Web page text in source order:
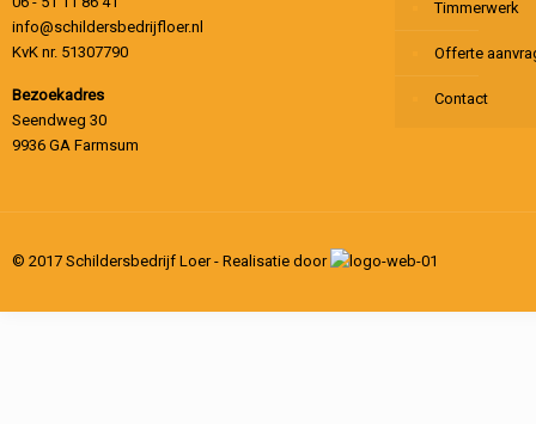
info@schildersbedrijfloer.nl
KvK nr. 51307790
Bezoekadres
Seendweg 30
9936 GA Farmsum
Timmerwerk
Offerte
Contact
© 2017 Schildersbedrijf Loer - Realisatie door